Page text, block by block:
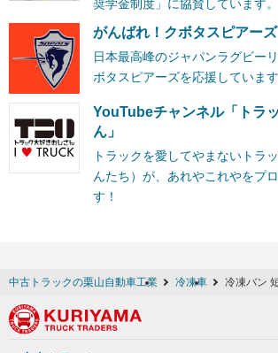
奨学金制度」に協賛しています。
がんばれ！クボタスピアーズ
日本最高峰のジャパンラグビー
ボタスピアーズを応援しています
YouTubeチャンネル「トラ
ん」
トラックを愛してやまないトラ
んたち）が、あれやこれやをプ
す！
中古トラックの栗山自動車工業 冷凍車 冷凍バン